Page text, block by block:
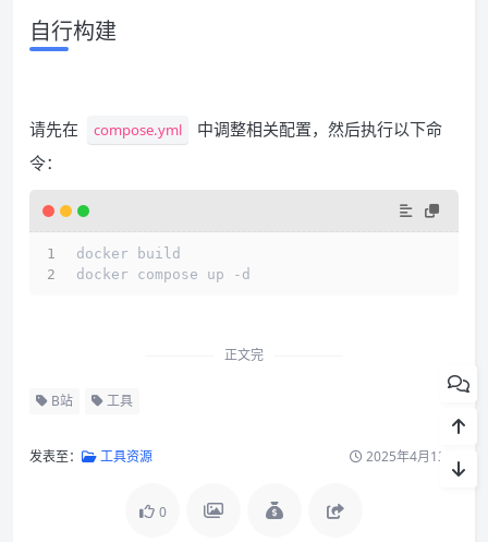
自行构建
请先在 compose.yml
中调整相关配置，然后执行以下命
令：
docker build
docker compose up -d
正文完
B站 工具
发表至： 工具资源 2025年4月13日
0